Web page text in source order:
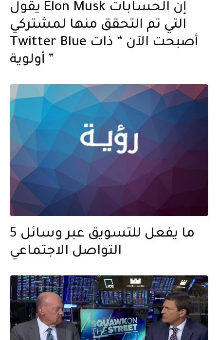
يقول Elon Musk إن الحسابات
التي تم التحقق منها لمشتركي
Twitter Blue أصبحت الآن “ ذات
أولوية ”
5 ما يفعل للتسويق عبر وسائل
التواصل الاجتماعي